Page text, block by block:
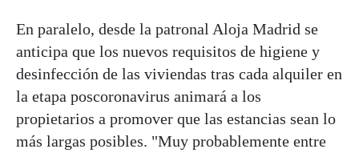
En paralelo, desde la patronal Aloja Madrid se
anticipa que los nuevos requisitos de higiene y
desinfección de las viviendas tras cada alquiler en
la etapa poscoronavirus animará a los
propietarios a promover que las estancias sean lo
más largas posibles. "Muy probablemente entre